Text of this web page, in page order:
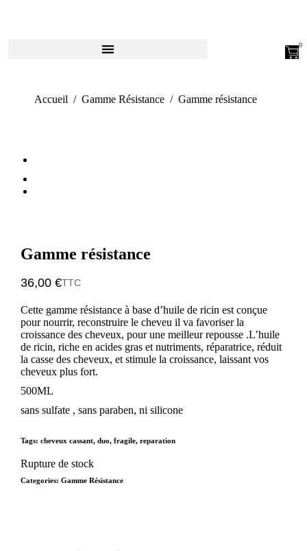
Vous êtes ici :
Accueil Gamme Résistance Gamme résistance
Gamme résistance
36,00 €TTC
Cette gamme résistance à base d’huile de ricin est conçue
pour nourrir, reconstruire le cheveu il va favoriser la
croissance des cheveux, pour une meilleur repousse .L’huile
de ricin, riche en acides gras et nutriments, réparatrice, réduit
la casse des cheveux, et stimule la croissance, laissant vos
cheveux plus fort.
500ML
sans sulfate , sans paraben, ni silicone
Tags: cheveux cassant, duo, fragile, reparation
Rupture de stock
Categories: Gamme Résistance